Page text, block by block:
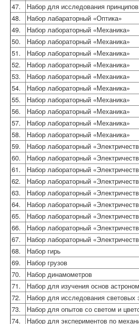
47.
Набор для исследования
48.
Набор лабараторный «Оптика»
49.
Набор лабораторный «Механика»
50.
Набор лабораторный «Механика»
51.
Набор лабораторный «Механика»
52.
Набор лабораторный «Механика»
53.
Набор лабораторный «Механика»
54.
Набор лабораторный «Механика»
55.
Набор лабораторный «Механика»
56.
Набор лабораторный «Механика»
57.
Набор лабораторный «Механика»
58.
Набор лабораторный «Механика»
59.
Набор лабораторный
60.
Набор лабораторный
61.
Набор лабораторный
62.
Набор лабораторный
63.
Набор лабораторный
64.
Набор лабораторный
65.
Набор лабораторный
66.
Набор лабораторный
67.
Набор лабораторный
68.
Набор гирь
69.
Набор грузов
70.
Набор динамометров
71.
Набор для изучения основ
72.
Набор для исследования
73.
Набор для опытов со светом и
74.
Набор для экспериментов по